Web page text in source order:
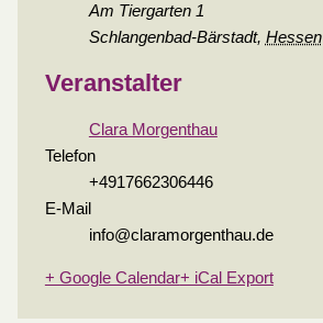
Am Tiergarten 1
Schlangenbad-Bärstadt, Hessen
Veranstalter
Clara Morgenthau
Telefon
+4917662306446
E-Mail
info@claramorgenthau.de
+ Google Calendar+ iCal Export